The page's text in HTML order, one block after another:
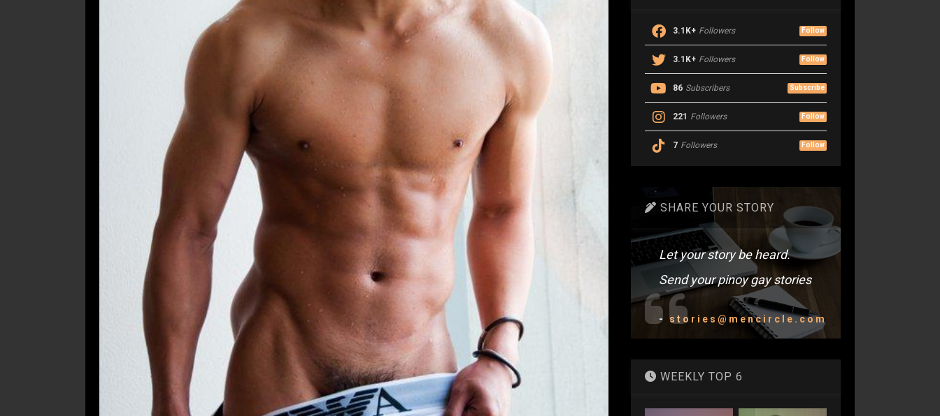
3.1K+ Followers Follow
3.1K+ Followers Follow
86 Subscribers Subscribe
221 Followers Follow
7 Followers Follow
SHARE YOUR STORY
Let your story be heard.
Send your pinoy gay stories
- stories@mencircle.com
WEEKLY TOP 6